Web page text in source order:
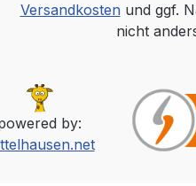
Versandkostenund ggf.
nicht
by: